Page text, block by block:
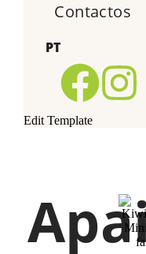
Contactos
PT
Edit Template